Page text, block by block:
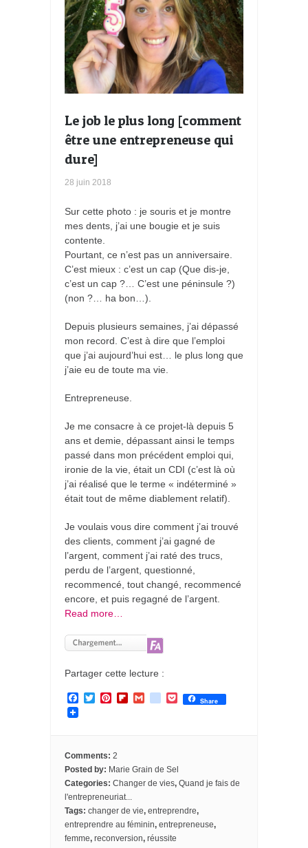
Le job le plus long [comment
être une entrepreneuse qui
dure]
28 juin 2018
Sur cette photo : je souris et je montre
mes dents, j’ai une bougie et je suis
contente.
Pourtant, ce n’est pas un anniversaire.
C’est mieux : c’est un cap (Que dis-je,
c’est un cap ?… C’est une péninsule ?)
(non ?… ha bon…).
Depuis plusieurs semaines, j’ai dépassé
mon record. C’est à dire que l’emploi
que j’ai aujourd’hui est… le plus long que
j’aie eu de toute ma vie.
Entrepreneuse.
Je me consacre à ce projet-là depuis 5
ans et demie, dépassant ainsi le temps
passé dans mon précédent emploi qui,
ironie de la vie, était un CDI (c’est là où
j’ai réalisé que le terme « indéterminé »
était tout de même diablement relatif).
Je voulais vous dire comment j’ai trouvé
des clients, comment j’ai gagné de
l’argent, comment j’ai raté des trucs,
perdu de l’argent, questionné,
recommencé, tout changé, recommencé
encore, et puis regagné de l’argent.
Read more…
Partager cette lecture :
F
o
o
k
T
e
r
P
r
e
s
t
F
a
r
d
b
o
k
m
a
r
P
o
Share
Comments: 2
Posted by: Marie Grain de Sel
Categories: Changer de vies, Quand je fais de
l'entrepreneuriat...
Tags: changer de vie, entreprendre,
entreprendre au féminin, entrepreneuse,
femme, reconversion, réussite